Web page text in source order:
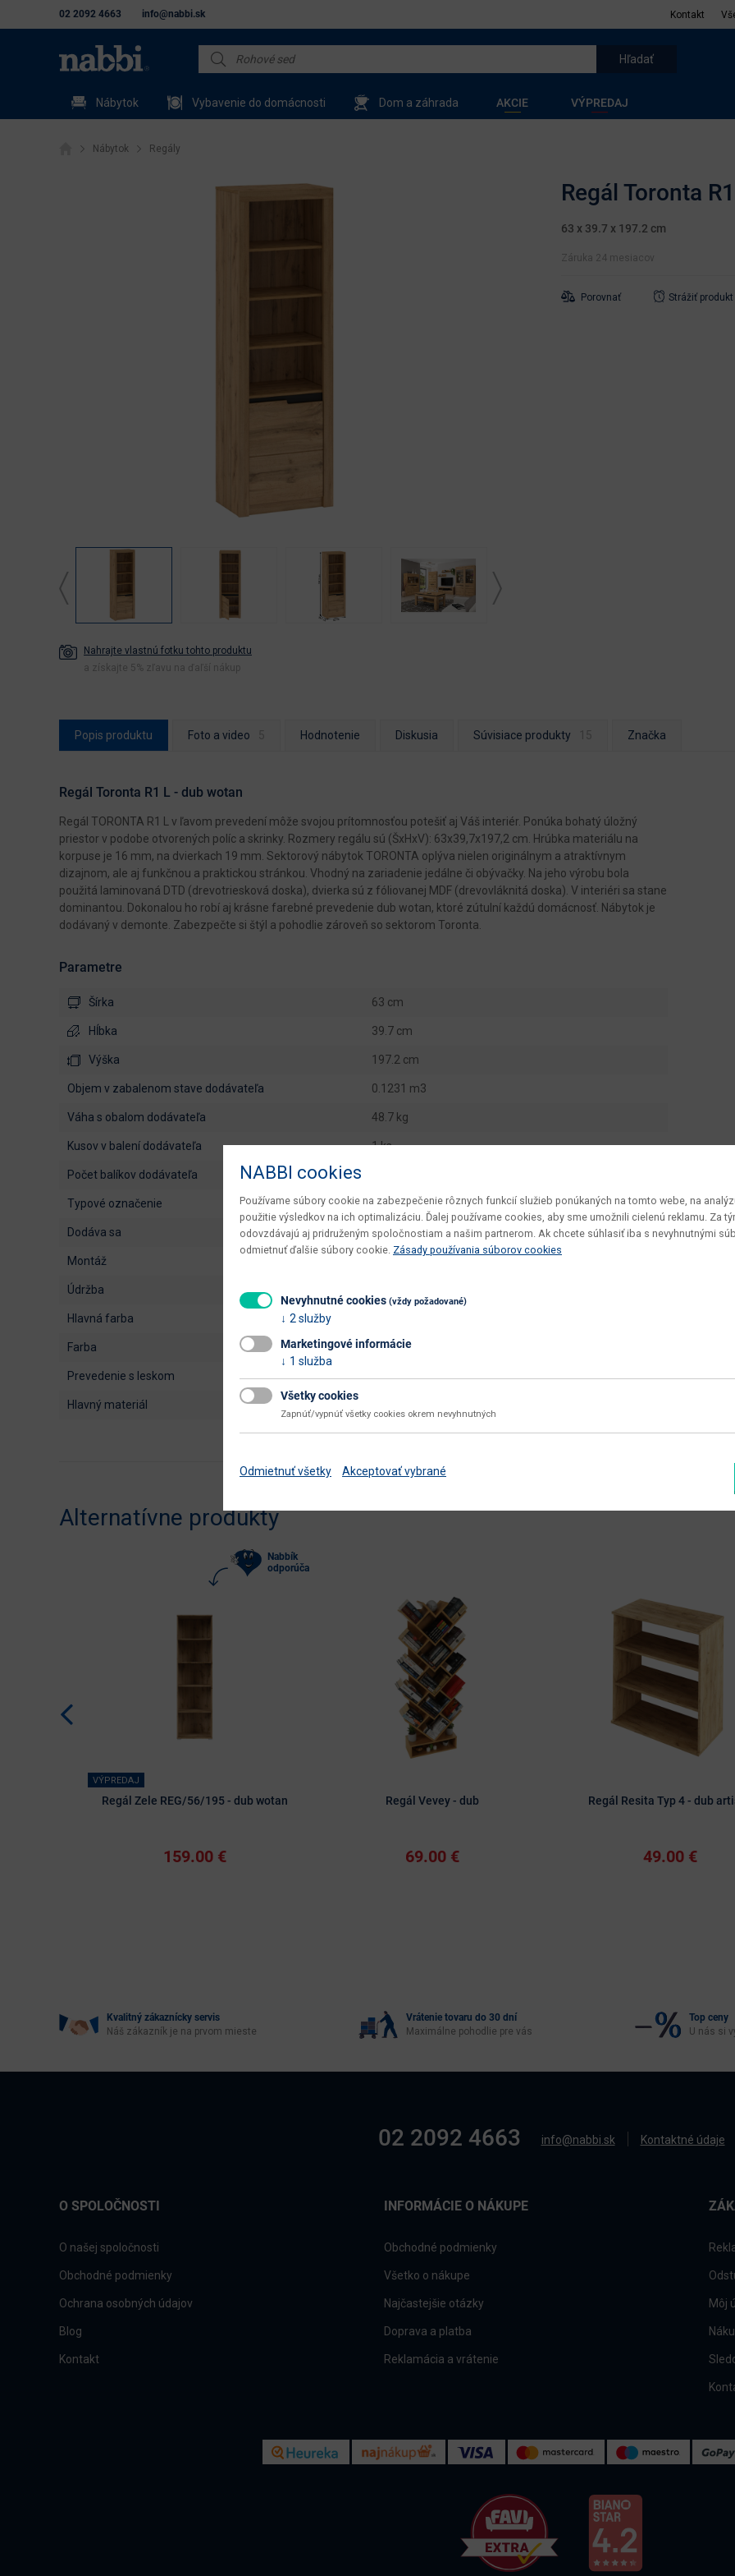
02 2092 4663 info@nabbi.sk Kontakt
Nábytok Vybavenie do domácnosti Dom a záhrada AKCIE VÝPREDAJ
Nábytok Regály
Nahrajte vlastnú fotku tohto produktu
a získajte 5% zľavu na ďaľší nákup
Regál Toronta
63 x 39.7 x 197.2 cm
Záruka 24 mesiacov
Porovnať Strážiť produkt
Popis produktu Foto a video Hodnotenie Diskusia Súvisiace produkty Značka
Regál Toronta R1 L - dub wotan
Regál TORONTA R1 L v ľavom prevedení môže svojou prítomnosťou potešiť aj Váš interiér. Ponúka bohatý úložný
priestor v podobe otvorených políc a skrinky. Rozmery regálu sú (ŠxHxV): 63x39,7x197,2 cm. Hrúbka materiálu na
korpuse je 16 mm, na dvierkach 19 mm. Sektorový nábytok TORONTA oplýva nielen originálnym a atraktívnym
dizajnom, ale aj funkčnou a praktickou stránkou. Vhodný na zariadenie jedálne či obývačky. Na jeho výrobu bola
použitá laminovaná DTD (drevotriesková doska), dvierka sú z fóliovanej MDF (drevovláknitá doska). V interiéri sa stane
dominantou. Dokonalou ho robí aj krásne farebné prevedenie dub wotan, ktoré zútulní každú domácnosť. Nábytok je
dodávaný v demonte. Zabezpečte si štýl a pohodlie zároveň so sektorom Toronta.
Parametre
Šírka 63 cm
Hĺbka 39.7 cm
Výška 197.2 cm
objem v zabalenom stave dodávateľa 0.1231 m3
váha s obalom dodávateľa 48.7 kg
kusov v balení dodávateľa 1 ks
počet balíkov dodávateľa
typové označenie Toronta R1 L
dodáva sa v demonte
montáž
údržba
hlavná farba
farba dub wotan
prevedenie s leskom nie
hlavný materiál
Zobraziť ďalšie parametre
Alternatívne produkty
Nabbík
odporúča
VÝPREDAJ
Regál Zele REG/56/195 - dub wotan
159.00 €
Regál Vevey - dub
69.00 €
Regál Resita Typ 4 - dub
49.00 €
Kvalitný zákaznícky servis
Náš zákazník je na prvom mieste
Vrátenie tovaru do 30 dní
Maximálne pohodlie pre vás
Top ceny
U nás si
02 2092 4663 info@nabbi.sk Kontaktné údaje
O SPOLOČNOSTI
O našej spoločnosti
Obchodné podmienky
Ochrana osobných údajov
Blog
Kontakt
INFORMÁCIE O NÁKUPE
Obchodné podmienky
Všetko o nákupe
Najčastejšie otázky
Doprava a platba
Reklamácia a vrátenie
Môj
NABBI cookies
Používame súbory cookie na zabezpečenie rôznych funkcií služieb ponúkaných na tomto webe, na
použitie výsledkov na ich optimalizáciu. Ďalej používame cookies, aby sme umožnili cielenú reklamu. Za
odovzdávajú aj pridruženým spoločnostiam a našim partnerom. Ak chcete súhlasiť iba s nevyhnutnými
odmietnuť ďalšie súbory cookie. Zásady používania súborov cookies
Nevyhnutné cookies (vždy požadované)
2 služby
Marketingové informácie
1 služba
Všetky cookies
Zapnúť/vypnúť všetky cookies okrem nevyhnutných
Odmietnuť všetky Akceptovať vybrané